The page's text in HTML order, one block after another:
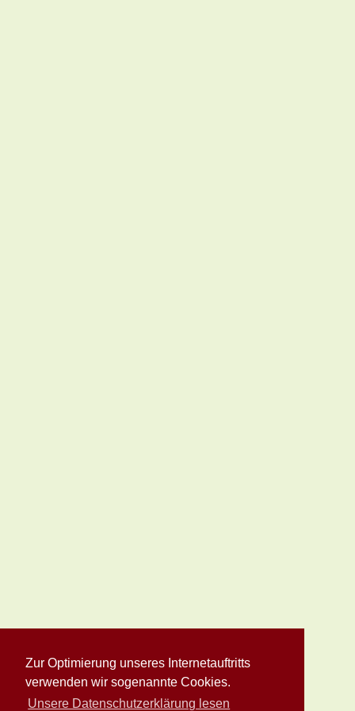
Zur Optimierung unseres Internetauftritts
verwenden wir sogenannte Cookies.
Unsere Datenschutzerklärung lesen